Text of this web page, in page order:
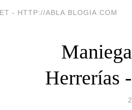
- HTTP://ABLA.BLOGIA.COM
Herrerías